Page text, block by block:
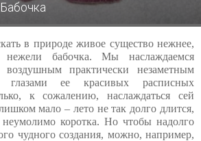
в природе живое существо нежнее,
нежели бабочка. Мы наслаждаемся
практически незаметным
глазами ее красивых расписных
к сожалению, наслаждаться сей
мало – лето не так долго длится,
коротка. Но чтобы надолго
чудного создания, можно, например,